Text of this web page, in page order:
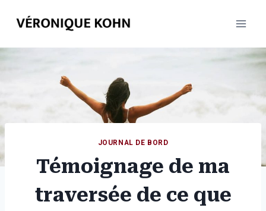
JOURNAL DE BORD
Témoignage de ma
traversée de ce que